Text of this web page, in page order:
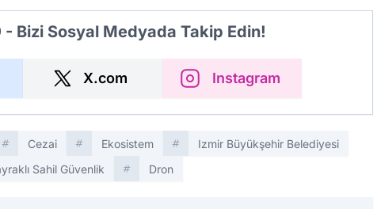
- Bizi Sosyal Medyada Takip Edin!
X.com Instagram
Cezai Ekosistem
Izmir Büyükşehir Belediyesi
Sahil Güvenlik Dron